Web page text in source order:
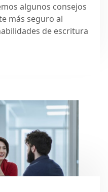
algunos consejos
más seguro al
de escritura